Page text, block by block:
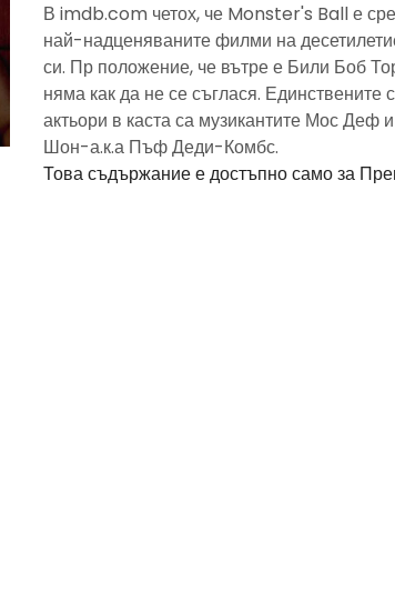
В imdb.com четох, че Monster's Ball е
най-надценяваните филми на
си. Пр положение, че вътре е Били Боб
няма как да не се съглася. Единствените
актьори в каста са музикантите Мос Деф и
Шон-а.к.а Пъф Деди-Комбс.
Това съдържание е достъпно само за